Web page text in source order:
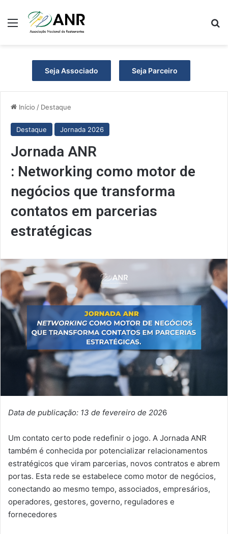
Menu
Seja Associado Seja Parceiro
Início / Destaque
Destaque Jornada 2026
Jornada ANR
: Networking como motor de
negócios que transforma
contatos em parcerias
estratégicas
Data de publicação: 13 de fevereiro de 2026
Um contato certo pode redefinir o jogo. A Jornada ANR
também é conhecida por potencializar relacionamentos
estratégicos que viram parcerias, novos contratos e abrem
portas. Esta rede se estabelece como motor de negócios,
conectando ao mesmo tempo, associados, empresários,
operadores, gestores, governo, reguladores e
fornecedores